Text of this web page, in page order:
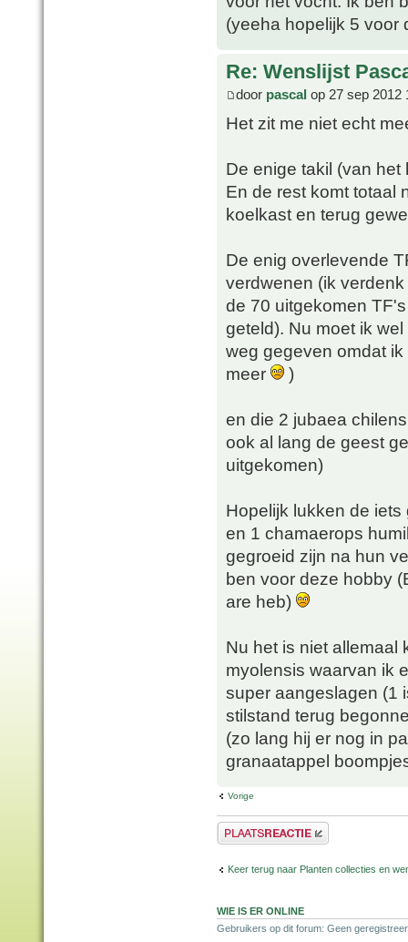
(yeeha hopelijk 5
Re: Wenslijst
door pascal op 27 sep 2012
Het zit me niet echt
De enige takil (van
En de rest komt totaal
koelkast en terug
De enig overlevende
verdwenen (ik
de 70 uitgekomen
geteld). Nu moet ik
weg gegeven omdat
meer
)
en die 2 jubaea
ook al lang de geest
uitgekomen)
Hopelijk lukken de
en 1 chamaerops
gegroeid zijn na hun
ben voor deze hobby
are heb)
Nu het is niet allemaal
myolensis waarvan ik
super aangeslagen (1
stilstand terug
(zo lang hij er nog in
granaatappel
Vorige
Plaats een reactie
Keer terug naar Planten collecties en
WIE IS ER ONLINE
Gebruikers op dit forum: Geen